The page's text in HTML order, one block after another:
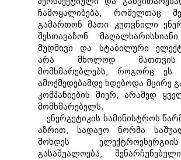
ჩამოყალიბება, რომელთაც
გამართონ მათი კუთვნილი
შესთავაზონ
მუდმივი და სტაბილური
არა მხოლოდ მათთვის
მომხმარებლებს, როგორც ეს
ამოქმედებამდე ხდებოდა მცირე
კომპანიების მიერ, არამედ
მომხმარებელს.
ენერგეტიკის სამინისტროს
აზრით, სადავო ნორმა
მოხდეს
გასაშუალოება,